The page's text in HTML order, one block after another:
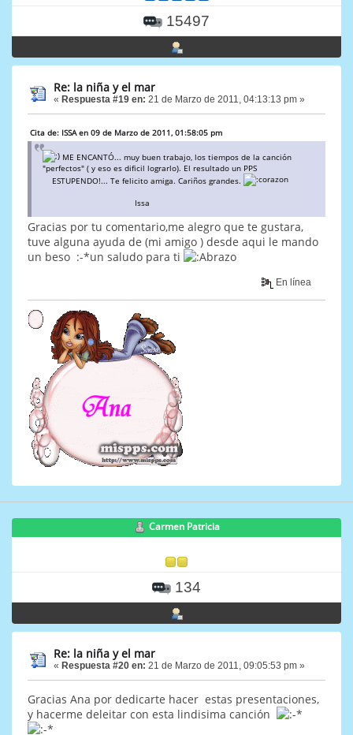
15497
Re: la niña y el mar
« Respuesta #19 en: 21 de Marzo de 2011, 04:13:13 pm »
Cita de: ISSA en 09 de Marzo de 2011, 01:58:05 pm
ME ENCANTÓ... muy buen trabajo, los tiempos de la canción
"perfectos" ( y eso es dificil lograrlo). El resultado un PPS
ESTUPENDO!... Te felicito amiga. Cariños grandes.
Issa
Gracias por tu comentario,me alegro que te gustara,
tuve alguna ayuda de (mi amigo ) desde aqui le mando
un beso :-*un saludo para ti
En línea
Carmen Patricia
134
Re: la niña y el mar
« Respuesta #20 en: 21 de Marzo de 2011, 09:05:53 pm »
Gracias Ana por dedicarte hacer estas presentaciones,
y hacerme deleitar con esta lindisima canción